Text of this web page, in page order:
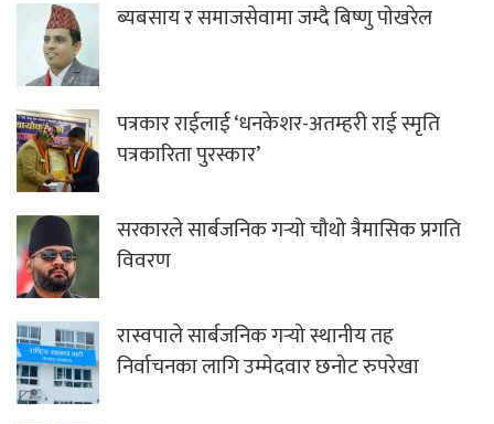
ब्यबसाय र समाजसेवामा जम्दै बिष्णु पाेखरेल
पत्रकार राईलाई ‘धनकेशर-अतम्हरी राई स्मृति
पत्रकारिता पुरस्कार’
सरकारले सार्बजनिक गर्‍यो चौथो त्रैमासिक प्रगति
विवरण
रास्वपाले सार्बजनिक गर्‍यो स्थानीय तह
निर्वाचनका लागि उम्मेदवार छनोट रुपरेखा